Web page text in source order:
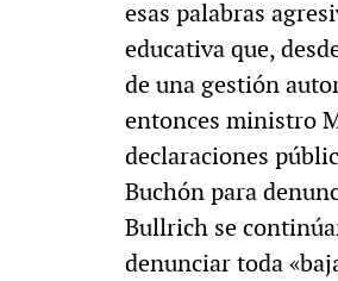
esas palabras
educativa que,
de una gestión
entonces ministro
declaraciones
Buchón para
Bullrich se
denunciar toda